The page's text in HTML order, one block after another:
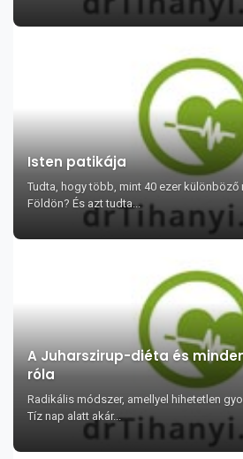
Isten patikája
Tudta, hogy több, mint 40 ezer különböző
Földön? És azt tudta...
A Juharszirup-diéta és
róla
Radikális módszer, amellyel hihetetlen
Tíz nap alatt akár...